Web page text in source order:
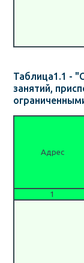
Таблица1.1 -
занятий,
Адрес
1